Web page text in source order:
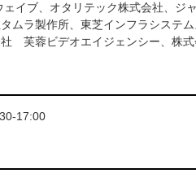
イブ、オタリテック株式会社、
ムラ製作所、東芝インフラシステ
社 芙蓉ビデオエイジェンシー、
17:00